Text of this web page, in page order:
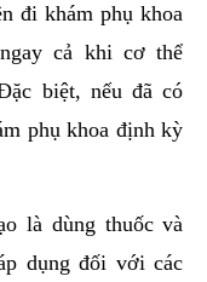
đi khám phụ khoa
cả khi cơ thể
biệt, nếu đã có
phụ khoa định kỳ
là dùng thuốc và
dụng đối với các